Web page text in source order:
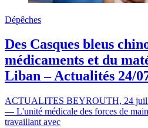
Dépêches
Des Casques bleus
médicaments et du
Liban – Actualités 24/
ACTUALITES BEYROUTH, 24
— L'unité médicale des forces de
travaillant avec